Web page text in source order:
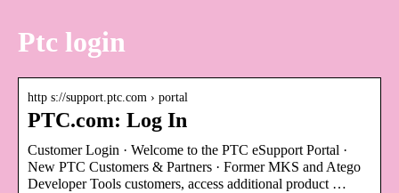
Ptc login
http s://support.ptc.com › portal
PTC.com: Log In
Customer Login · Welcome to the PTC eSupport Portal ·
New PTC Customers & Partners · Former MKS and Atego
Developer Tools customers, access additional product …